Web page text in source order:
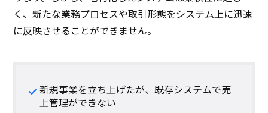
く、新たな業務プロセスや取引形態をシステム上に迅速
に反映させることができません。
新規事業を立ち上げたが、既存システムで売
上管理ができない